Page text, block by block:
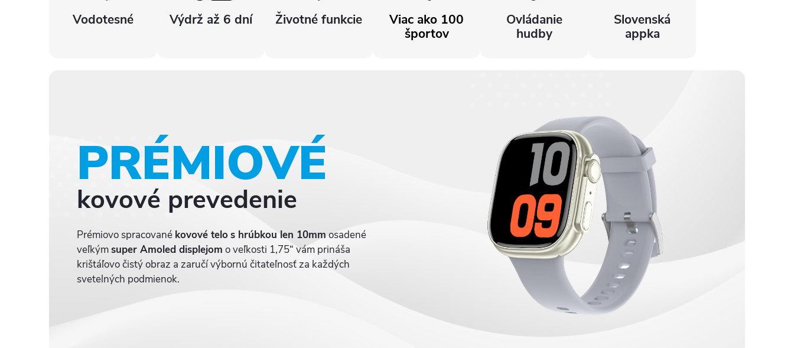
Vodotesné Výdrž až 6 dní Životné funkcie
Viac ako 100
športov
Ovládanie
hudby
Slovenská
appka
PRÉMIOVÉ
kovové prevedenie
Prémiovo spracované kovové telo s hrúbkou len 10mm osadené
veľkýmsuper Amoled displejom o veľkosti 1,75“ vám prináša
krištáľovo čistý obraz a zaručí výbornú čitateľnosť za každých
svetelných podmienok.